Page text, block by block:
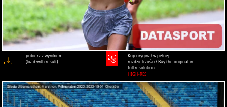
pobierz z wynikiem
(load with result)
Kup oryginał w pełnej
rozdzielczości / Buy the original in
full resolution
HIGH-RES